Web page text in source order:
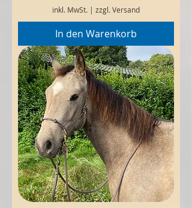
inkl. MwSt. | zzgl. Versand
In den Warenkorb